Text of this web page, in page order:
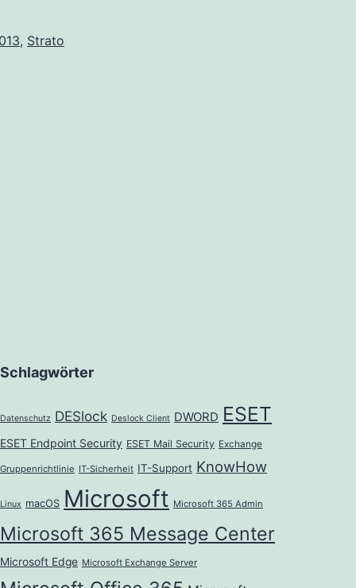
, Strato
Schlagwörter
Datenschutz DESlock Deslock Client DWORD ESET
ESET Endpoint Security ESET Mail Security Exchange
Gruppenrichtlinie IT-Sicherheit IT-Support KnowHow
Linux macOS Microsoft Microsoft 365 Admin
Microsoft 365 Message Center
Microsoft Edge Microsoft Exchange Server